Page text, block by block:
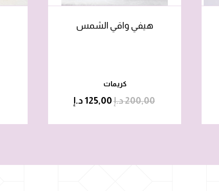
هيفي واقي الشمس
كريمات
200,00د.إ125,00 د.إ